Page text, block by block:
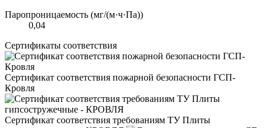
Паропроницаемость (мг/(м·ч·Па))
0,04
Сертификаты соответствия
Сертификат соответствия пожарной безопасности ГСП-
Кровля
Сертификат соответствия требованиям ТУ Плиты